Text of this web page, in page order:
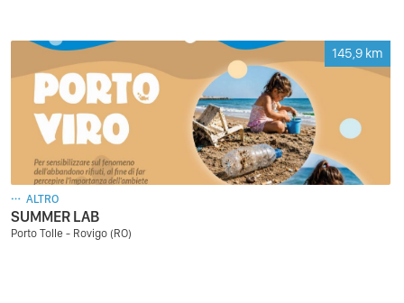
145,9 km
ALTRO
SUMMER LAB
Porto Tolle - Rovigo (RO)